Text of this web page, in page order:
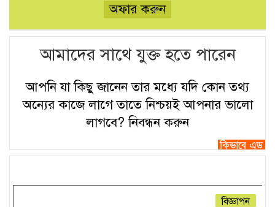
অফার করুন
আমাদের সাথে যুক্ত হতে পারেন
আপনি যা কিছু জানেন তার মধ্যে যদি কোন তথ্য
অন্যের কাজে লাগে তাতে নিশ্চয়ই আপনার ভালো
লাগবে?নিবন্ধন করুন
বিজ্ঞাপন